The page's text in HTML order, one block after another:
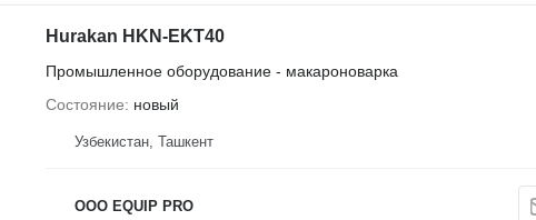
Hurakan HKN-EKT40
Промышленное оборудование - макароноварка
Состояние
новый
Узбекистан, Ташкент
OOO EQUIP PRO